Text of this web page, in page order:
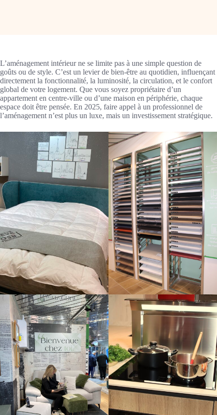
L’aménagement intérieur ne se limite pas à une simple question de
goûts ou de style. C’est un levier de bien-être au quotidien, influençant
directement la fonctionnalité, la luminosité, la circulation, et le confort
global de votre logement. Que vous soyez propriétaire d’un
appartement en centre-ville ou d’une maison en périphérie, chaque
espace doit être pensée. En 2025, faire appel à un professionnel de
l’aménagement n’est plus un luxe, mais un investissement stratégique.